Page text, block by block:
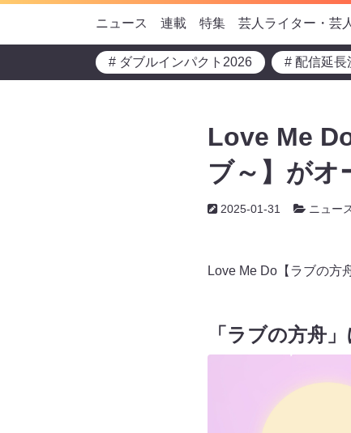
ニュース 連載 特集 芸人ライター・芸
# ダブルインパクト2026 # 配信延長
Love Me
ブ～】がオ
2025-01-31 ニュー
Love Me Do【ラブの方
「ラブの方舟